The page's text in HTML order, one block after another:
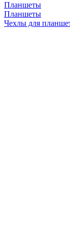
Планшеты
Планшеты
Чехлы для